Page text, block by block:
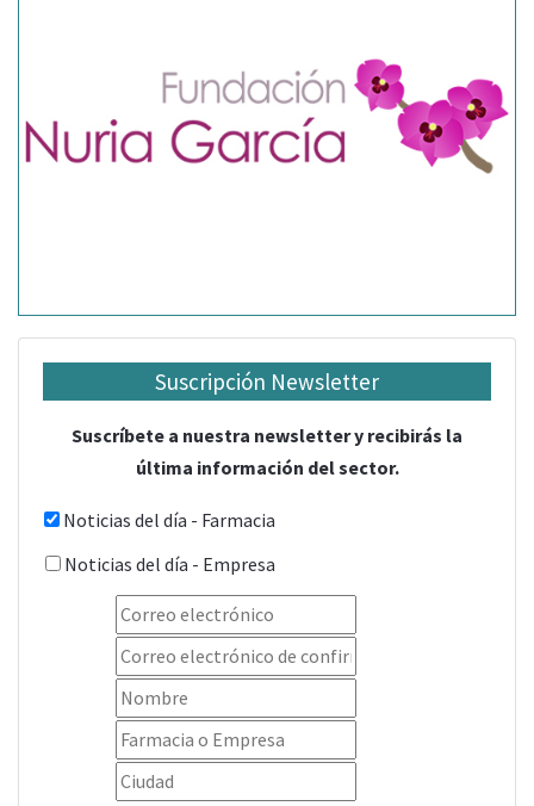
Suscripción Newsletter
Suscríbete a nuestra newsletter y recibirás la
última información del sector.
Noticias del día - Farmacia
Noticias del día - Empresa